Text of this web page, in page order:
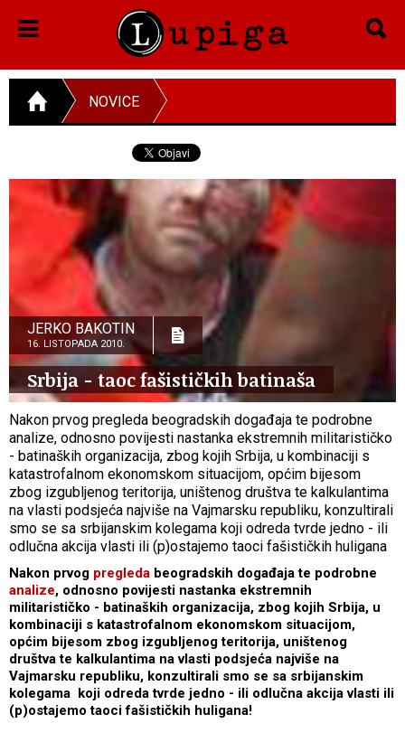
NOVICE
JERKO BAKOTIN
16. LISTOPADA 2010.
Srbija - taoc fašističkih batinaša
Nakon prvog pregleda beogradskih događaja te podrobne
analize, odnosno povijesti nastanka ekstremnih militarističko
- batinaških organizacija, zbog kojih Srbija, u kombinaciji s
katastrofalnom ekonomskom situacijom, općim bijesom
zbog izgubljenog teritorija, uništenog društva te kalkulantima
na vlasti podsjeća najviše na Vajmarsku republiku, konzultirali
smo se sa srbijanskim kolegama koji odreda tvrde jedno - ili
odlučna akcija vlasti ili (p)ostajemo taoci fašističkih huligana
Nakon prvog pregleda beogradskih događaja te podrobne
analize, odnosno povijesti nastanka ekstremnih
militarističko - batinaških organizacija, zbog kojih Srbija, u
kombinaciji s katastrofalnom ekonomskom situacijom,
općim bijesom zbog izgubljenog teritorija, uništenog
društva te kalkulantima na vlasti podsjeća najviše na
Vajmarsku republiku, konzultirali smo se sa srbijanskim
kolegama koji odreda tvrde jedno - ili odlučna akcija vlasti ili
(p)ostajemo taoci fašističkih huligana!